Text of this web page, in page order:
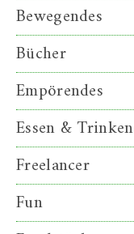
Bewegendes
Bücher
Empörendes
Essen & Trinken
Freelancer
Fun